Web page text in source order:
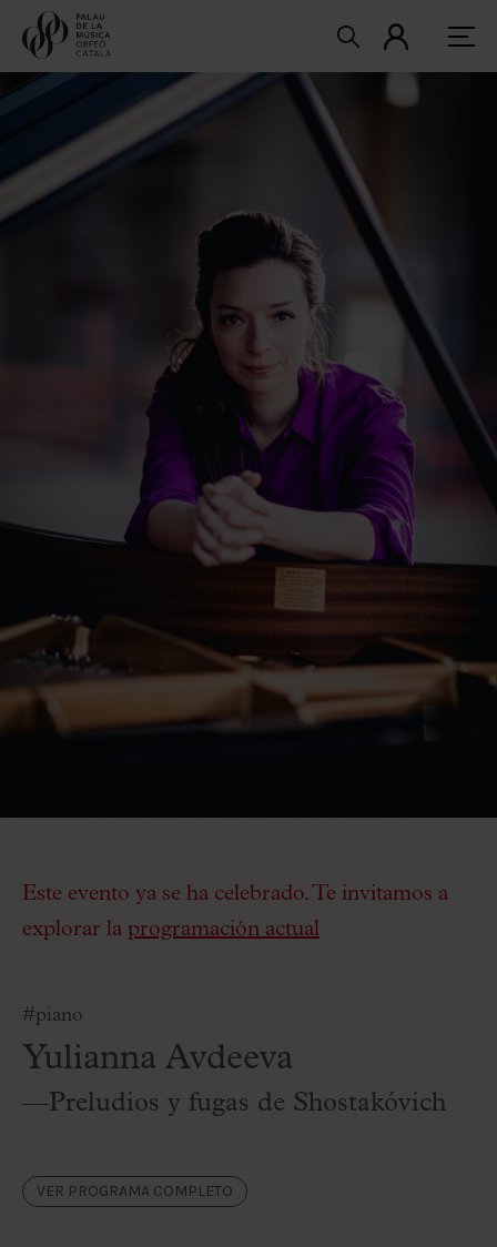
Este evento ya se ha celebrado. Te invitamos a
explorar la programación actual
#piano
Yulianna Avdeeva
—Preludios y fugas de Shostakóvich
VER PROGRAMA COMPLETO